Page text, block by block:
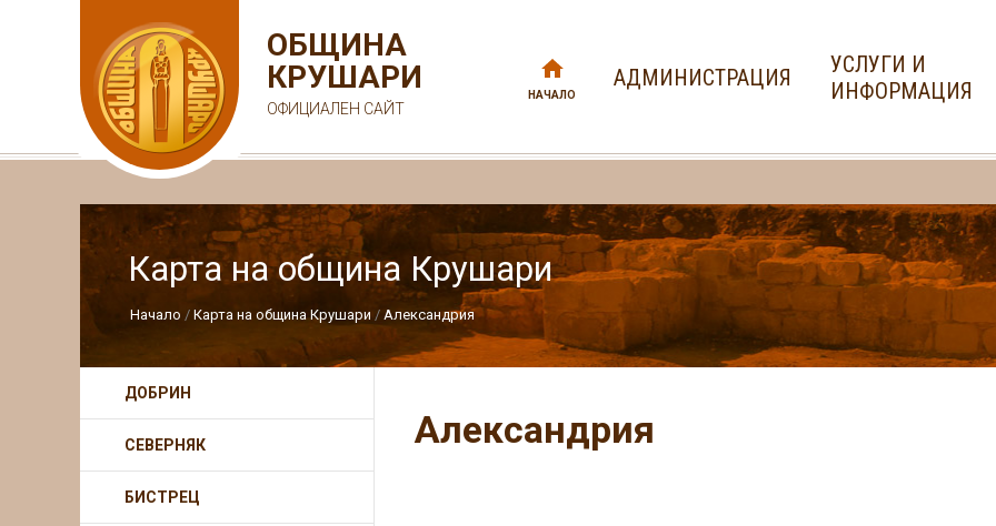
ОБЩИНА
КРУШАРИ
ОФИЦИАЛЕН САЙТ
НАЧАЛО
АДМИНИСТРАЦИЯ
УСЛУГИ И
ИНФОРМАЦИЯ
Карта на община Крушари
Начало Карта на община Крушари Александрия
Александрия
ДОБРИН
СЕВЕРНЯК
БИСТРЕЦ